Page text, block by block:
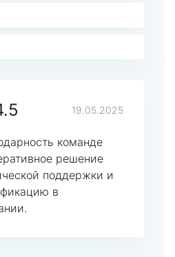
19.05.2025
команде
решение
поддержки и
в